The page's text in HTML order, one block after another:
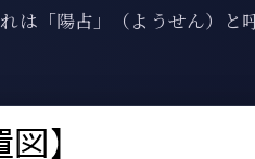
は「陽占」（ようせん）